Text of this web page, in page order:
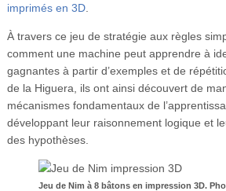
imprimés en 3D.
À travers ce jeu de stratégie aux règles
comment une machine peut apprendre à
gagnantes à partir d’exemples et de
de la Higuera, ils ont ainsi découvert de
mécanismes fondamentaux de
développant leur raisonnement logique et
des hypothèses.
Jeu de Nim à 8 bâtons en impression 3D.